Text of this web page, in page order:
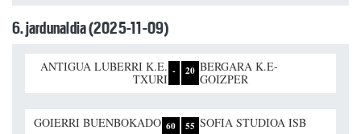
6. jardunaldia (2025-11-09)
ANTIGUA LUBERRI K.E.
TXURI
- 20 BERGARA K.E-
GOIZPER
GOIERRI BUENBOKADO 60 55 SOFIA STUDIOA ISB